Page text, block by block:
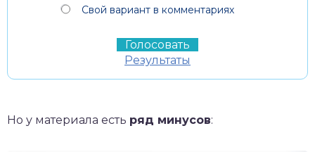
Свой вариант в комментариях
Результаты
Но у материала есть ряд минусов: